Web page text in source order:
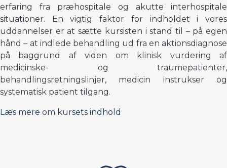
erfaring fra præhospitale og akutte interhospitale
situationer. En vigtig faktor for indholdet i vores
uddannelser er at sætte kursisten i stand til – på egen
hånd – at indlede behandling ud fra en aktionsdiagnose
på baggrund af viden om klinisk vurdering af
medicinske- og traumepatienter,
behandlingsretningslinjer, medicin instrukser og
systematisk patient tilgang.
Læs mere om kursets indhold